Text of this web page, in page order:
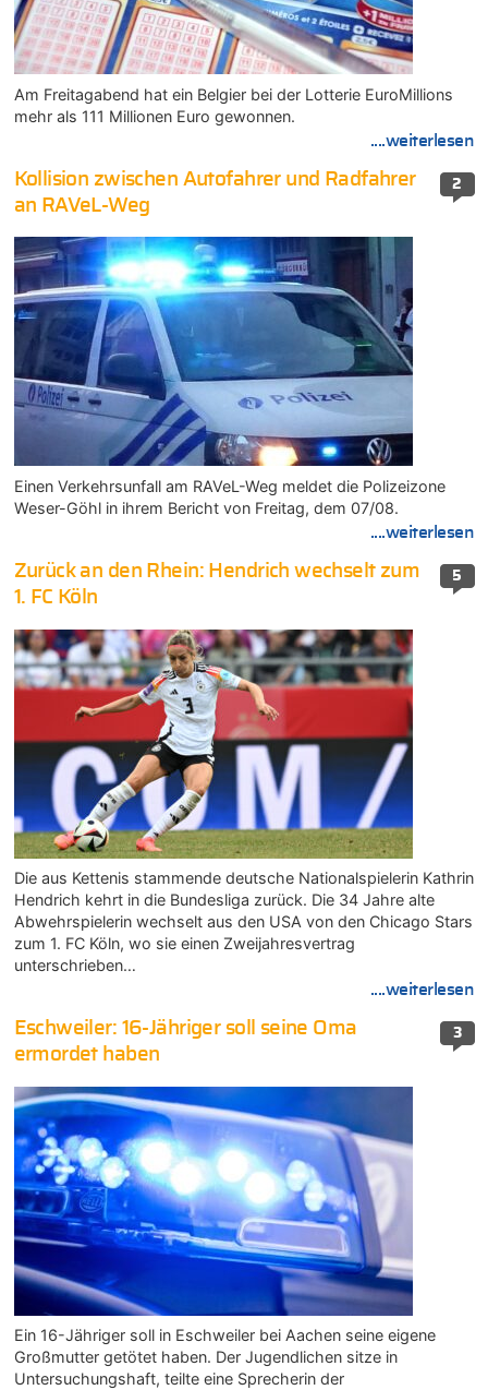
Am Freitagabend hat ein Belgier bei der Lotterie EuroMillions
mehr als 111 Millionen Euro gewonnen.
....weiterlesen
2
Kollision zwischen Autofahrer und Radfahrer
an RAVeL-Weg
Einen Verkehrsunfall am RAVeL-Weg meldet die Polizeizone
Weser-Göhl in ihrem Bericht von Freitag, dem 07/08.
....weiterlesen
5
Zurück an den Rhein: Hendrich wechselt zum
1. FC Köln
Die aus Kettenis stammende deutsche Nationalspielerin Kathrin
Hendrich kehrt in die Bundesliga zurück. Die 34 Jahre alte
Abwehrspielerin wechselt aus den USA von den Chicago Stars
zum 1. FC Köln, wo sie einen Zweijahresvertrag
unterschrieben…
....weiterlesen
3
Eschweiler: 16-Jähriger soll seine Oma
ermordet haben
Ein 16-Jähriger soll in Eschweiler bei Aachen seine eigene
Großmutter getötet haben. Der Jugendlichen sitze in
Untersuchungshaft, teilte eine Sprecherin der